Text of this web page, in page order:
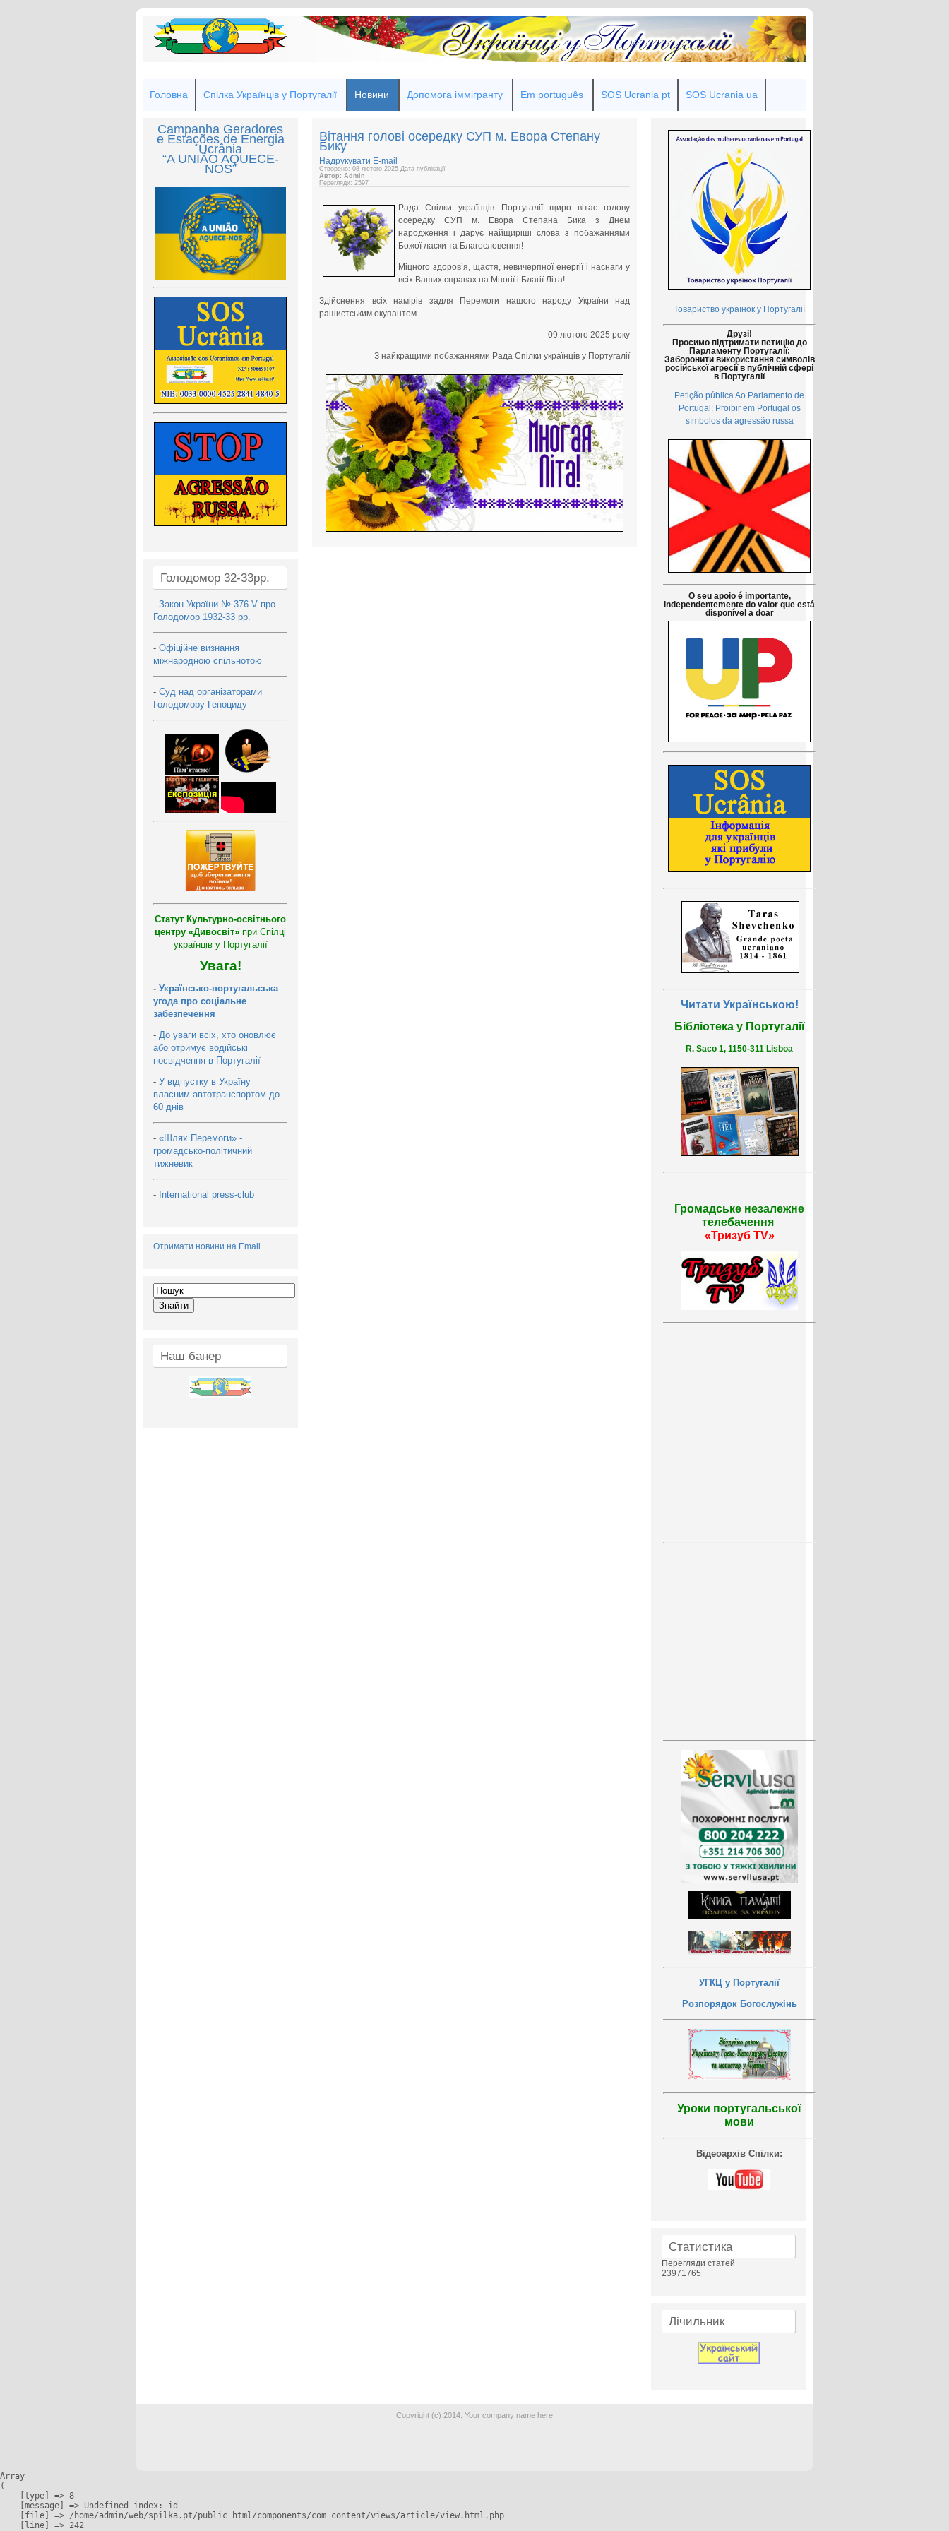
Головна Спілка Українців у Португалії Новини Допомога іммігранту Em português SOS Ucrania pt SOS Ucrania ua
Campanha Geradores
e Estações de Energia
Ucrânia
“A UNIÃO AQUECE-
NOS”
Голодомор 32-33рр.
- Закон України № 376-V про
Голодомор 1932-33 рр.
- Офіційне визнання
міжнародною спільнотою
- Суд над організаторами
Голодомору-Геноциду
Статут Культурно-освітнього
центру «Дивосвіт» при Спілці
українців у Португалії
Увага!
- Українсько-португальська
угода про соціальне
забезпечення
- До уваги всіх, хто оновлює
або отримує водійські
посвідчення в Португалії
- У відпустку в Україну
власним автотранспортом до
60 днів
- «Шлях Перемоги» -
громадсько-політичний
тижневик
- International press-club
Отримати новини на Email
Наш банер
Вітання голові осередку СУП м. Евора Степану
Бику
Надрукувати E-mail
Створено: 08 лютого 2025 Дата публікації
Автор: Admin
Перегляди: 2597
Рада Спілки українців Португалії щиро вітає голову
осередку СУП м. Евора Степана Бика з Днем
народження і дарує найщиріші слова з побажаннями
Божої ласки та Благословення!
Міцного здоров’я, щастя, невичерпної енергії і наснаги у
всіх Ваших справах на Многії і Благії Літа!.
Здійснення всіх намірів задля Перемоги нашого народу України над
рашистським окупантом.
09 лютого 2025 року
З найкращими побажаннями Рада Спілки українців у Португалії
Товариство українок у Португалії
Друзі!
Просимо підтримати петицію до
Парламенту Португалії:
Заборонити використання символів
російської агресії в публічній сфері
в Португалії
Petição pública Ao Parlamento de
Portugal: Proibir em Portugal os
símbolos da agressão russa
O seu apoio é importante,
independentemente do valor que está
disponível a doar
Читати Українською!
Бібліотека у Португалії
R. Saco 1, 1150-311 Lisboa
Громадське незалежне
телебачення
«Тризуб TV»
УГКЦ у Португалії
Розпорядок Богослужінь
Уроки португальської
мови
Відеоархів Спілки:
Статистика
Перегляди статей
23971765
Лічильник
Copyright (c) 2014. Your company name here
Array
(
    [type] => 8
    [message] => Undefined index: id
    [file] => /home/admin/web/spilka.pt/public_html/components/com_content/views/article/view.html.php
    [line] => 242